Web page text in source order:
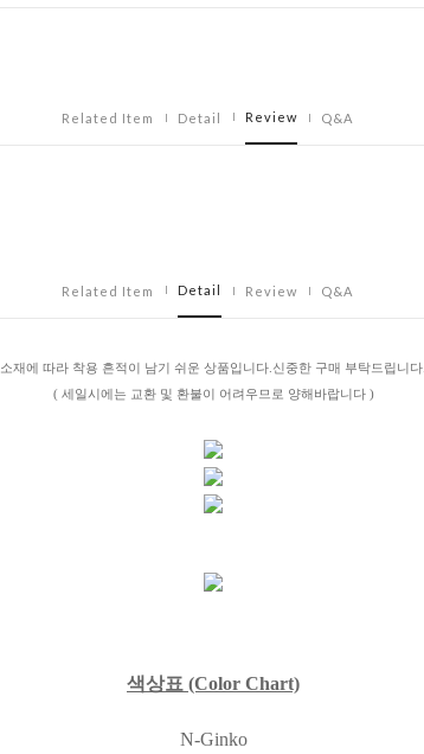
Related Item Detail Review Q&A
Related Item Detail Review Q&A
소재에 따라 착용 흔적이 남기 쉬운 상품입니다.신중한 구매 부탁드립니다.
( 세일시에는 교환 및 환불이 어려우므로 양해바랍니다 )
색상표 (Color Chart)
N-Ginko